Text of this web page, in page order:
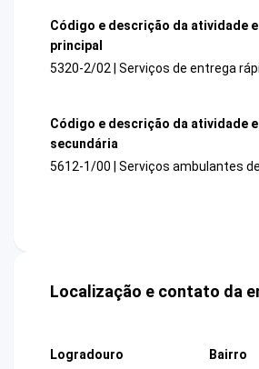
Código e descrição da atividade
principal
5320-2/02 | Serviços de entrega
Código e descrição da atividade
secundária
5612-1/00 | Serviços ambulantes
Localização e contato da
Logradouro
Bairro